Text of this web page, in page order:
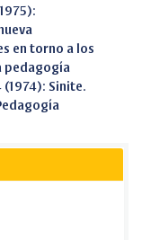
en torno a los
pedagogía
(1974): Sinite.